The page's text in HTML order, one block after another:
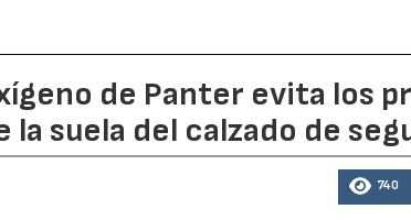
de Panter evita los
suela del calzado de
740